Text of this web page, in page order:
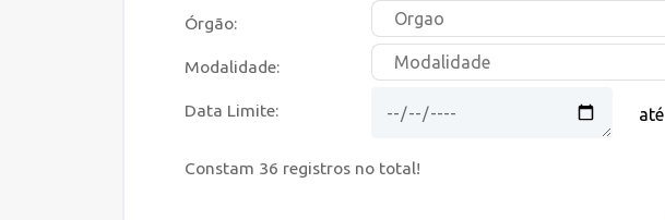
Órgão:
Modalidade:
Data Limite: até
Constam 36 registros no total!